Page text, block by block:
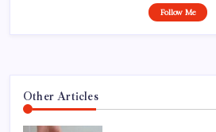
Follow Me
Other Articles